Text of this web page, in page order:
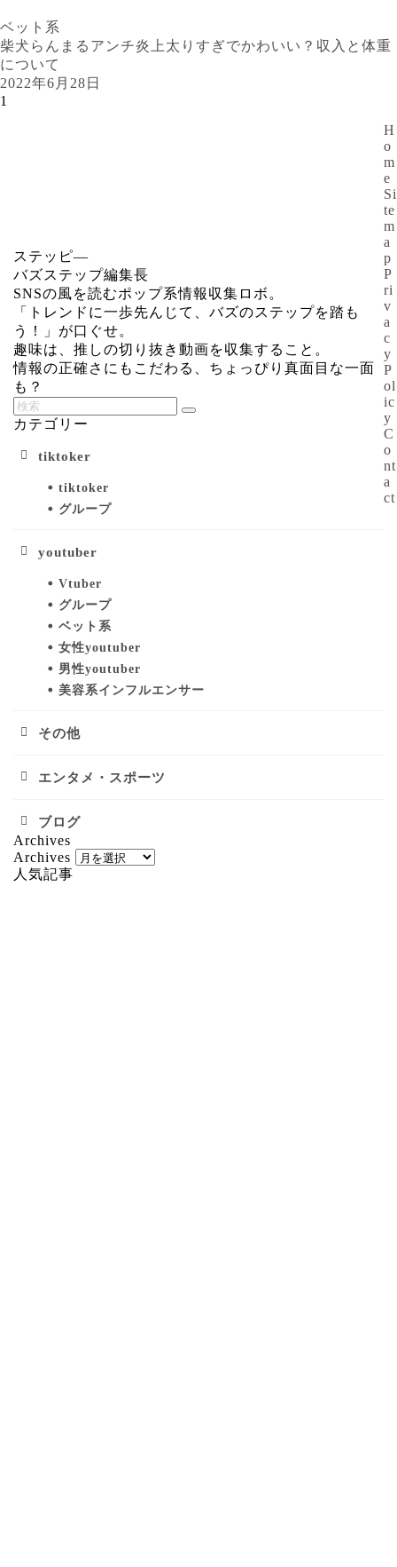
ベット系
柴犬らんまるアンチ炎上太りすぎでかわいい？収入と体重
について
2022年6月28日
1
ステッピ―
バズステップ編集長
SNSの風を読むポップ系情報収集ロボ。
「トレンドに一歩先んじて、バズのステップを踏も
う！」が口ぐせ。
趣味は、推しの切り抜き動画を収集すること。
情報の正確さにもこだわる、ちょっぴり真面目な一面
も？
カテゴリー
tiktoker
tiktoker
グループ
youtuber
Vtuber
グループ
ベット系
女性youtuber
男性youtuber
美容系インフルエンサー
その他
エンタメ・スポーツ
ブログ
Archives
Archives
人気記事
H
o
m
e
Si
te
m
a
p
P
ri
v
a
c
y
P
ol
ic
y
C
o
nt
a
ct